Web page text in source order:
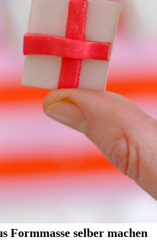
Formmasse selber machen